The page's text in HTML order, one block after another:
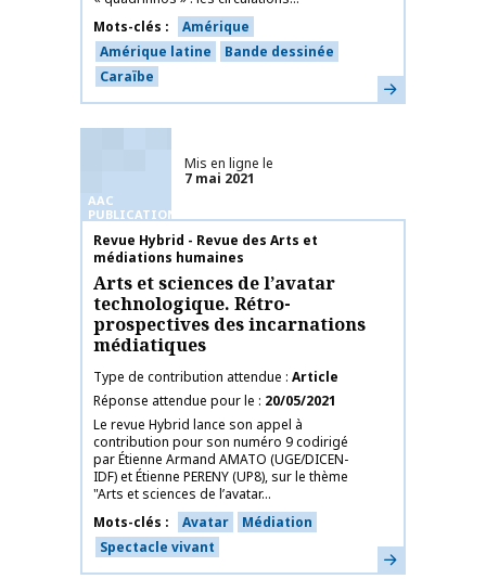
Mots-clés
Amérique
Amérique latine
Bande dessinée
Caraïbe
En savoir plus
AAC
PUBLICATIONS
Mis en ligne le
7 mai 2021
Nom de la publication
Revue Hybrid - Revue des Arts et
médiations humaines
Arts et sciences de l’avatar
technologique. Rétro-
prospectives des incarnations
médiatiques
Type de contribution attendue Article
Réponse attendue pour le
20/05/2021
Le revue Hybrid lance son appel à
contribution pour son numéro 9 codirigé
par Étienne Armand AMATO (UGE/DICEN-
IDF) et Étienne PERENY (UP8), sur le thème
"Arts et sciences de l’avatar...
Mots-clés
Avatar
Médiation
Spectacle vivant
En savoir plus